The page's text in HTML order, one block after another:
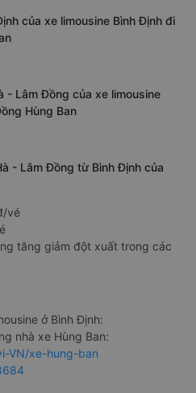
của xe limousine Bình Định đi
- Lâm Đồng của xe limousine
Hùng Ban
- Lâm Đồng từ Bình Định của
vé
tăng giảm đột xuất trong các
ở Bình Định:
nhà xe Hùng Ban:
VN/xe-hung-ban